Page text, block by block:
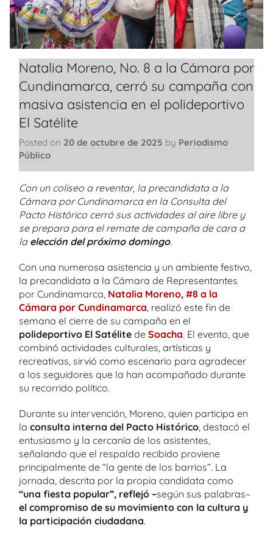
Natalia Moreno, No. 8 a la Cámara por
Cundinamarca, cerró su campaña con
masiva asistencia en el polideportivo
El Satélite
Posted on 20 de octubre de 2025 by Periodismo
Público
Con un coliseo a reventar, la precandidata a la
Cámara por Cundinamarca en la Consulta del
Pacto Histórico cerró sus actividades al aire libre y
se prepara para el remate de campaña de cara a
la elección del próximo domingo.
Con una numerosa asistencia y un ambiente festivo,
la precandidata a la Cámara de Representantes
por Cundinamarca, Natalia Moreno, #8 a la
Cámara por Cundinamarca , realizó este fin de
semana el cierre de su campaña en el
polideportivo El Satélite de Soacha. El evento, que
combinó actividades culturales, artísticas y
recreativas, sirvió como escenario para agradecer
a los seguidores que la han acompañado durante
su recorrido político.
Durante su intervención, Moreno, quien participa en
la consulta interna del Pacto Histórico , destacó el
entusiasmo y la cercanía de los asistentes,
señalando que el respaldo recibido proviene
principalmente de “la gente de los barrios”. La
jornada, descrita por la propia candidata como
“una fiesta popular”, reflejó –según sus palabras–
el compromiso de su movimiento con la cultura y
la participación ciudadana.